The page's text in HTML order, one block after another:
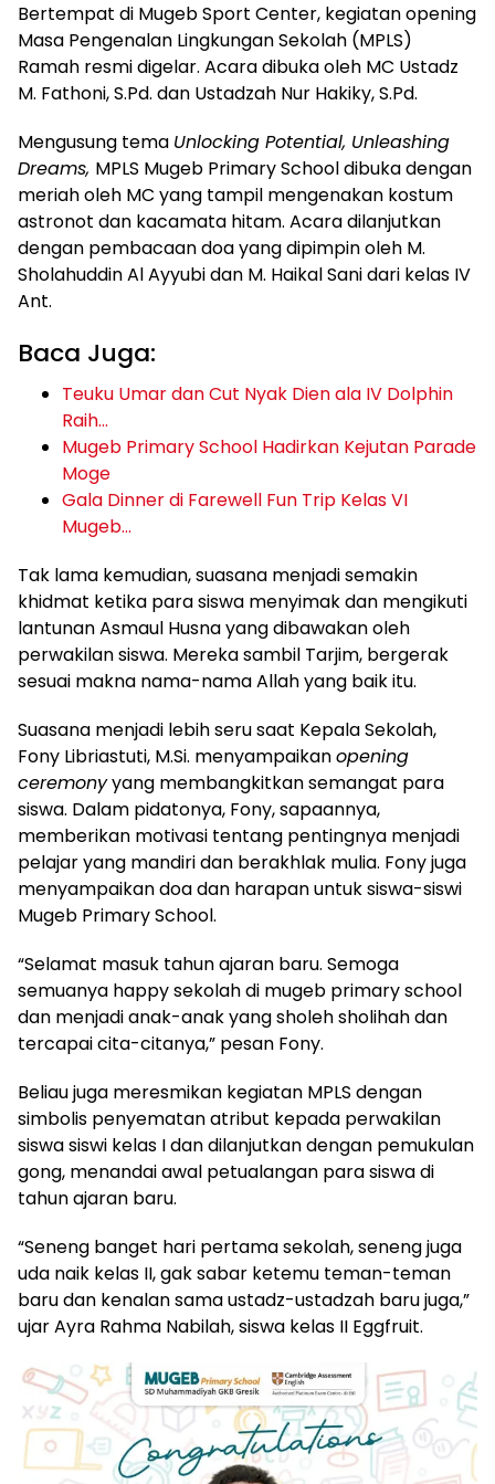
Bertempat di Mugeb Sport Center, kegiatan opening
Masa Pengenalan Lingkungan Sekolah (MPLS)
Ramah resmi digelar. Acara dibuka oleh MC Ustadz
M. Fathoni, S.Pd. dan Ustadzah Nur Hakiky, S.Pd.
Mengusung tema Unlocking Potential, Unleashing
Dreams, MPLS Mugeb Primary School dibuka dengan
meriah oleh MC yang tampil mengenakan kostum
astronot dan kacamata hitam. Acara dilanjutkan
dengan pembacaan doa yang dipimpin oleh M.
Sholahuddin Al Ayyubi dan M. Haikal Sani dari kelas IV
Ant.
Baca Juga:
Teuku Umar dan Cut Nyak Dien ala IV Dolphin
Raih…
Mugeb Primary School Hadirkan Kejutan Parade
Moge
Gala Dinner di Farewell Fun Trip Kelas VI
Mugeb…
Tak lama kemudian, suasana menjadi semakin
khidmat ketika para siswa menyimak dan mengikuti
lantunan Asmaul Husna yang dibawakan oleh
perwakilan siswa. Mereka sambil Tarjim, bergerak
sesuai makna nama-nama Allah yang baik itu.
Suasana menjadi lebih seru saat Kepala Sekolah,
Fony Libriastuti, M.Si. menyampaikanopening
ceremonyyang membangkitkan semangat para
siswa. Dalam pidatonya, Fony, sapaannya,
memberikan motivasi tentang pentingnya menjadi
pelajar yang mandiri dan berakhlak mulia. Fony juga
menyampaikan doa dan harapan untuk siswa-siswi
Mugeb Primary School.
“Selamat masuk tahun ajaran baru. Semoga
semuanya happy sekolah di mugeb primary school
dan menjadi anak-anak yang sholeh sholihah dan
tercapai cita-citanya,” pesan Fony.
Beliau juga meresmikan kegiatan MPLS dengan
simbolis penyematan atribut kepada perwakilan
siswa siswi kelas I dan dilanjutkan dengan pemukulan
gong, menandai awal petualangan para siswa di
tahun ajaran baru.
“Seneng banget hari pertama sekolah, seneng juga
uda naik kelas II, gak sabar ketemu teman-teman
baru dan kenalan sama ustadz-ustadzah baru juga,”
ujar Ayra Rahma Nabilah, siswa kelas II Eggfruit.